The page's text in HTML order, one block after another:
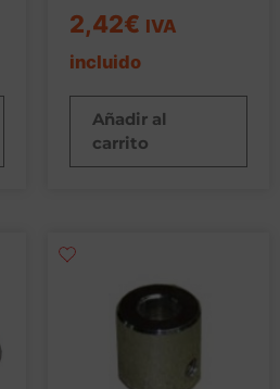
2,42€ IVA
incluido
Añadir al
carrito